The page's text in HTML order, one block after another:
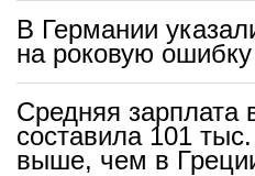
В Германии
на роковую ошибку
Средняя зарплата
составила 101
выше, чем в